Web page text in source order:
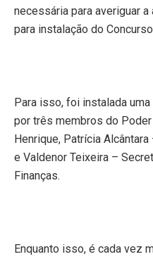
necessária para averiguar
para instalação do
Para isso, foi instalada
por três membros do
Henrique, Patrícia
e Valdenor Teixeira –
Finanças.
Enquanto isso, é cada vez